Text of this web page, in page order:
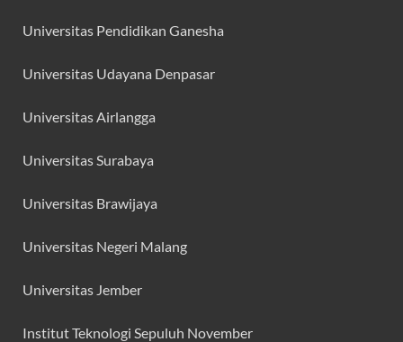
Universitas Pendidikan Ganesha
Universitas Udayana Denpasar
Universitas Airlangga
Universitas Surabaya
Universitas Brawijaya
Universitas Negeri Malang
Universitas Jember
Institut Teknologi Sepuluh November